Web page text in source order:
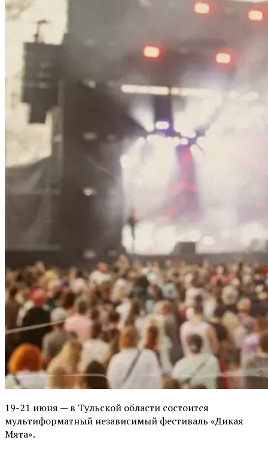
19-21 июня — в Тульской области состоится
мультиформатный независимый фестиваль «Дикая
Мята».